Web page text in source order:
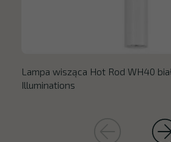
Lampa wisząca Hot Rod WH40
Illuminations